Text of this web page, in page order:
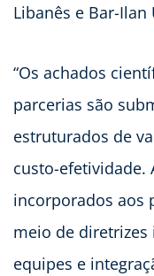
Libanês e Bar-Ilan
“Os achados
parcerias são
estruturados de
custo-efetividade.
incorporados aos
meio de diretrizes
equipes e